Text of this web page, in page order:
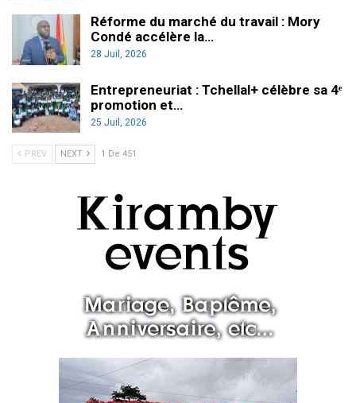
Réforme du marché du travail : Mory
Condé accélère la…
28 Juil, 2026
Entrepreneuriat : Tchellal+ célèbre sa 4ᵉ
promotion et…
25 Juil, 2026
PREV NEXT 1 De 451